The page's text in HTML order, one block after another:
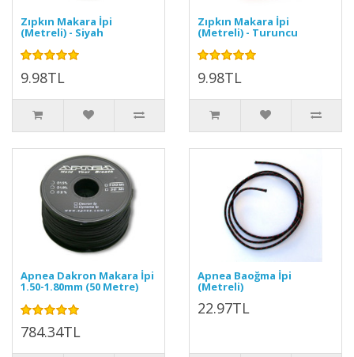
Zıpkın Makara İpi
(Metreli) - Siyah
9.98TL
Zıpkın Makara İpi
(Metreli) - Turuncu
9.98TL
Apnea Dakron Makara İpi
1.50-1.80mm (50 Metre)
784.34TL
Apnea Baoğma İpi
(Metreli)
22.97TL